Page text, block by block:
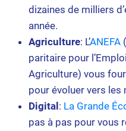
dizaines de milliers
année.
Agriculture: L’ANEFA
paritaire pour
Agriculture) vous
pour évoluer vers les
Digital: La Grande
pas à pas pour vous